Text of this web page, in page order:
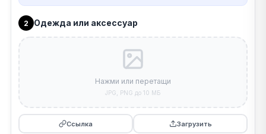
2 Одежда или аксессуар
Нажми или перетащи
JPG, PNG до 10 МБ
Ссылка Загрузить